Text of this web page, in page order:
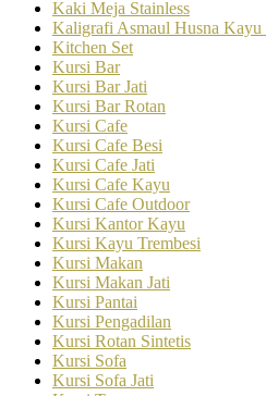
Kaki Meja Stainless
Kaligrafi Asmaul Husna
Kitchen Set
Kursi Bar
Kursi Bar Jati
Kursi Bar Rotan
Kursi Cafe
Kursi Cafe Besi
Kursi Cafe Jati
Kursi Cafe Kayu
Kursi Cafe Outdoor
Kursi Kantor Kayu
Kursi Kayu Trembesi
Kursi Makan
Kursi Makan Jati
Kursi Pantai
Kursi Pengadilan
Kursi Rotan Sintetis
Kursi Sofa
Kursi Sofa Jati